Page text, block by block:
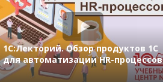
1С:Лекторий. Обзор продуктов 1С
для автоматизации HR-процессов